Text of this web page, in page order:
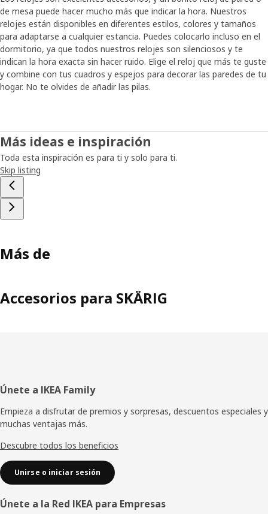
de mesa puede hacer mucho más que indicar la hora. Nuestros
relojes están disponibles en diferentes estilos, colores y tamaños
para adaptarse a cualquier estancia. Puedes colocarlo incluso en el
dormitorio, ya que todos nuestros relojes son silenciosos y te
indican la hora exacta sin hacer ruido. Elige el reloj que más te guste
y combine con tus cuadros y espejos para decorar las paredes de tu
hogar. No te olvides de añadir las pilas.
Más ideas e inspiración
Toda esta inspiración es para ti y solo para ti.
Skip listing
Más de
Accesorios para SKÄRIG
Pie
de
página
Únete a IKEA Family
Empieza a disfrutar de premios y sorpresas, descuentos especiales y
muchas ventajas más.
Descubre todos los beneficios
Unirse o iniciar sesión
Únete a la Red IKEA para Empresas